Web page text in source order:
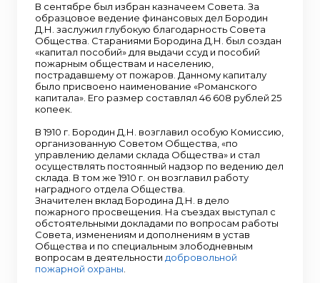
В сентябре был избран казначеем Совета. За
образцовое ведение финансовых дел Бородин
Д.Н. заслужил глубокую благодарность Совета
Общества. Стараниями Бородина Д.Н. был создан
«капитал пособий» для выдачи ссуд и пособий
пожарным обществам и населению,
пострадавшему от пожаров. Данному капиталу
было присвоено наименование «Романского
капитала». Его размер составлял 46 608 рублей 25
копеек.
В 1910 г. Бородин Д.Н. возглавил особую Комиссию,
организованную Советом Общества, «по
управлению делами склада Общества» и стал
осуществлять постоянный надзор по ведению дел
склада. В том же 1910 г. он возглавил работу
наградного отдела Общества.
Значителен вклад Бородина Д.Н. в дело
пожарного просвещения. На съездах выступал с
обстоятельными докладами по вопросам работы
Совета, изменениям и дополнениям в устав
Общества и по специальным злободневным
вопросам в деятельности добровольной
пожарной охраны